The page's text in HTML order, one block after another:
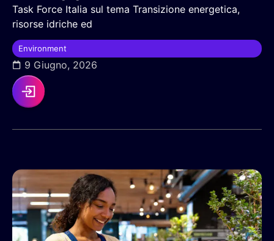
Task Force Italia sul tema Transizione energetica,
risorse idriche ed
Environment
9 Giugno, 2026